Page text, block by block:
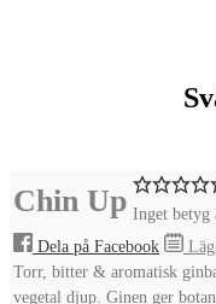
Chin Up Inget betyg
Dela på Facebook
Torr, bitter & aromatisk
vegetal djup. Ginen ger